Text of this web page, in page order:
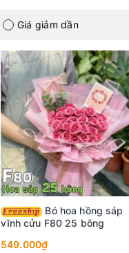
Giá giảm dần
vĩnh cửu F80 25 bông
549.000₫